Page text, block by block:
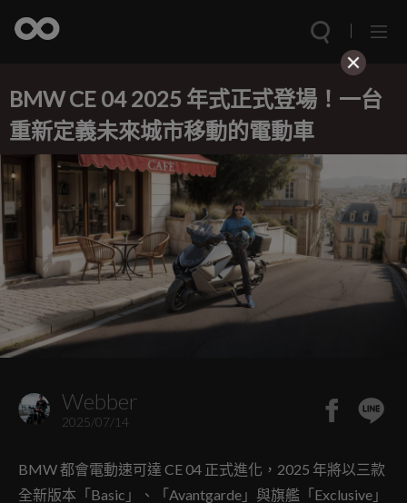
BMW CE 04 2025 年式正式登場！一台
重新定義未來城市移動的電動車
Webber
2025/07/14
BMW 都會電動速可達 CE 04 正式進化，2025 年將以三款
全新版本「Basic」、「Avantgarde」與旗艦「Exclusive」